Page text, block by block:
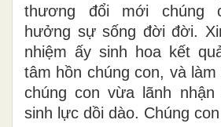
thương đổi mới chúng
hưởng sự sống đời đời.
nhiệm ấy sinh hoa kết
tâm hồn chúng con, và
chúng con vừa lãnh
sinh lực dồi dào. Chúng